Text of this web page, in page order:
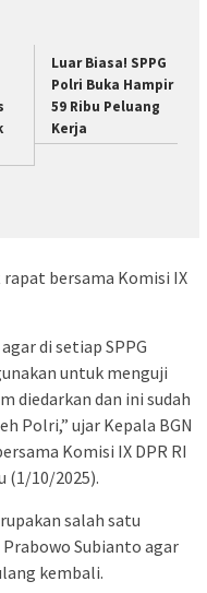
Luar Biasa! SPPG
Polri Buka Hampir
59 Ribu Peluang
Kerja
bersama Komisi IX
di setiap SPPG
untuk menguji
diedarkan dan ini sudah
Polri,” ujar Kepala BGN
Komisi IX DPR RI
(1/10/2025).
salah satu
Subianto agar
kembali.